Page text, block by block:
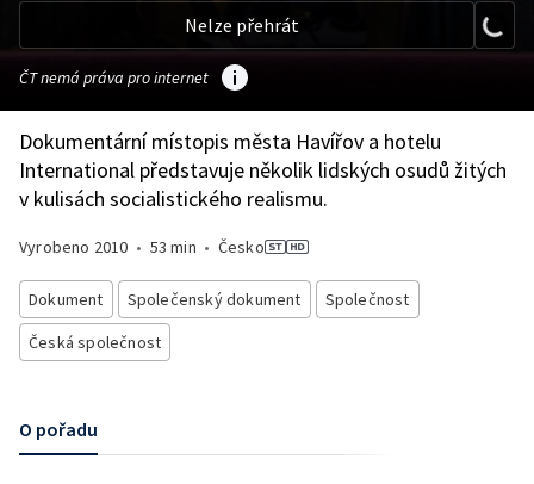
Nelze přehrát
ČT nemá práva pro internet
Dokumentární místopis města Havířov a hotelu
International představuje několik lidských osudů žitých
v kulisách socialistického realismu.
Vyrobeno 2010 • 53 min • Česko
Dokument Společenský dokument
Společnost
Česká společnost
O pořadu